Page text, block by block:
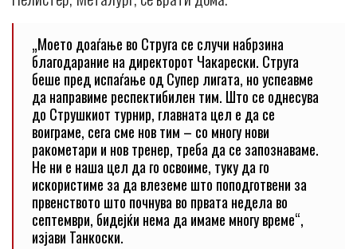
„Моето доаѓање во Струга се случи набрзина
благодарание на директорот Чакарески. Струга
беше пред испаѓање од Супер лигата, но успеавме
да направиме респектибилен тим. Што се однесува
до Струшкиот турнир, главната цел е да се
воиграме, сега сме нов тим – со многу нови
ракометари и нов тренер, треба да се запознаваме.
Не ни е наша цел да го освоиме, туку да го
искористиме за да влеземе што поподготвени за
првенството што почнува во првата недела во
септември, бидејќи нема да имаме многу време“,
изјави Танкоски.